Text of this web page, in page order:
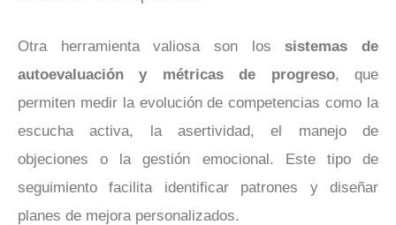
Otra herramienta valiosa son lossistemas de
autoevaluación y métricas de progreso, que
permiten medir la evolución de competencias como la
escucha activa, la asertividad, el manejo de
objeciones o la gestión emocional. Este tipo de
seguimiento facilita identificar patrones y diseñar
planes de mejora personalizados.